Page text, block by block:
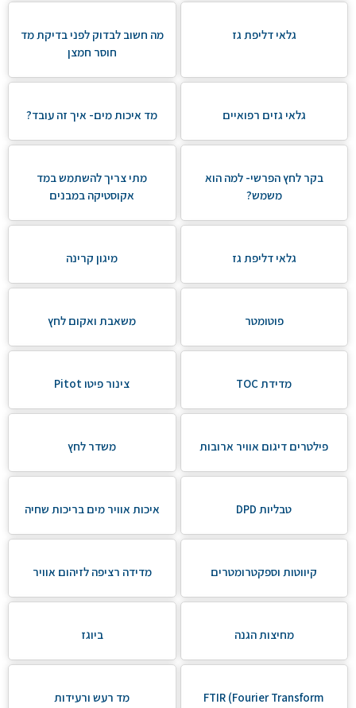
גלאי דליפת גז
מה חשוב לבדוק לפני בדיקת מד
חוסר חמצן
גלאי גזים רפואיים מד איכות מים- איך זה עובד?
בקר לחץ הפרשי- למה הוא
משמש?
מתי צריך להשתמש במד
אקוסטיקה במבנים
גלאי דליפת גז מיגון קרינה
פוטומטר משאבת ואקום לחץ
מדידת TOC צינור פיטו Pitot
פילטרים דיגום אוויר ארובות משדר לחץ
טבליות DPD איכות אוויר מים בריכות שחיה
קיווטות וספקטרומטרים מדידה רציפה לזיהום אוויר
מחיצות הגנה ביוגז
FTIR (Fourier Transform
מד רעש ורעידות